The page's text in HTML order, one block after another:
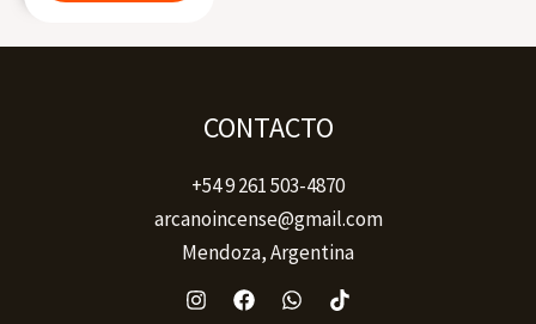
página
CONTACTO
+54 9 261 503-4870
arcanoincense@gmail.com
Mendoza, Argentina